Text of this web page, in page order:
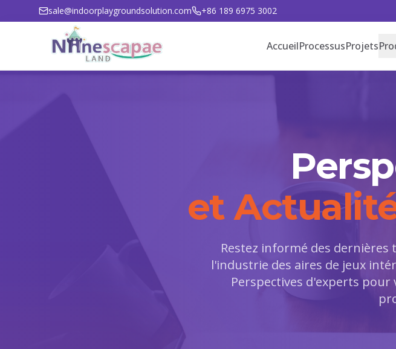
sale@indoorplaygroundsolution.com +86 189 6975 3002
AccueilProcessusProjets
et
Restez informé des dernières
l'industrie des aires de jeux
Perspectives d'experts